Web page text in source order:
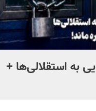
به استقلالی‌ها +